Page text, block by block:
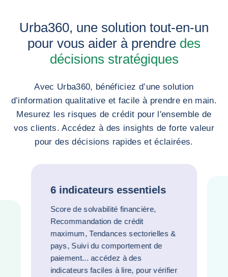
Urba360, une solution tout-en-un
pour vous aider à prendre des
décisions stratégiques
Avec Urba360, bénéficiez d’une solution
d’information qualitative et facile à prendre en main.
Mesurez les risques de crédit pour l'ensemble de
vos clients. Accédez à des insights de forte valeur
pour des décisions rapides et éclairées.
6 indicateurs essentiels
Score de solvabilité financière,
Recommandation de crédit
maximum, Tendances sectorielles &
pays, Suivi du comportement de
paiement... accédez à des
indicateurs faciles à lire, pour vérifier